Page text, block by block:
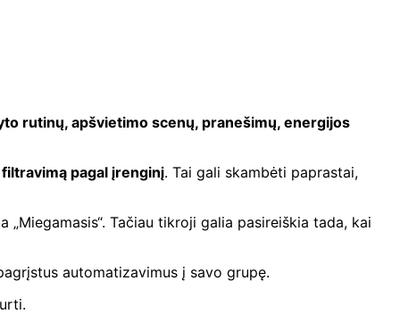
rutinų, apšvietimo scenų, pranešimų, energijos
pagal įrenginį. Tai gali skambėti paprastai,
Tačiau tikroji galia pasireiškia tada, kai
automatizavimus į savo grupę.